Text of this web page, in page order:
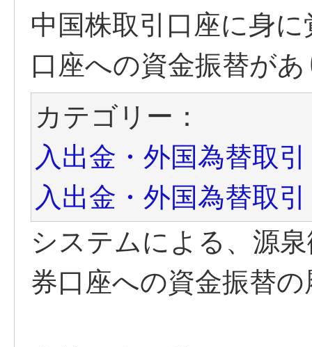
中国株取引口座に身
口座への資金振替が
カテゴリー：
入出金・外国為替取引
入出金・外国為替取引
システムによる、源
券口座への資金振替